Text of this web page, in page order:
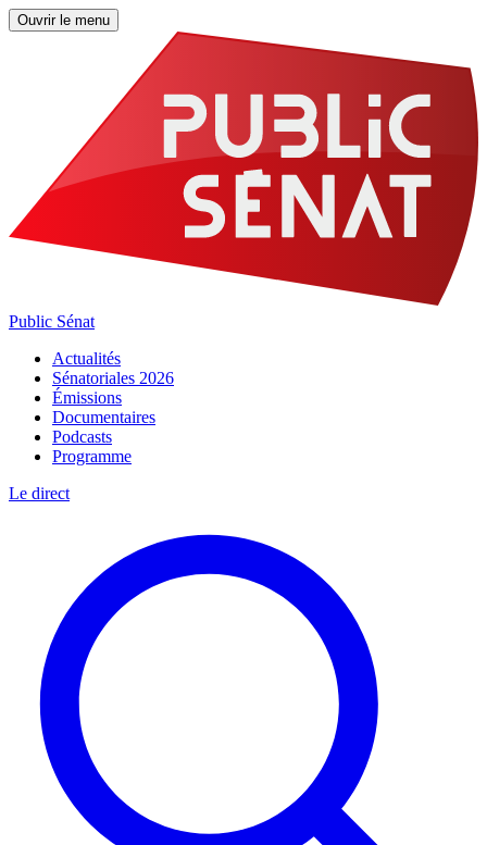
Ouvrir le menu
Public Sénat
Actualités
Sénatoriales 2026
Émissions
Documentaires
Podcasts
Programme
Le direct